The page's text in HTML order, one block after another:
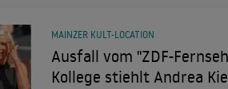
Ausfall vom "ZDF-
Kollege stiehlt Andrea
MAINZER KULT-LOCATION